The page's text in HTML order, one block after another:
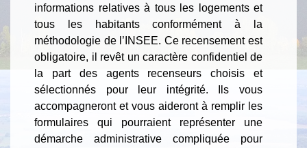
informations relatives à tous les logements et
tous les habitants conformément à la
méthodologie de l’INSEE. Ce recensement est
obligatoire, il revêt un caractère confidentiel de
la part des agents recenseurs choisis et
sélectionnés pour leur intégrité. Ils vous
accompagneront et vous aideront à remplir les
formulaires qui pourraient représenter une
démarche administrative compliquée pour